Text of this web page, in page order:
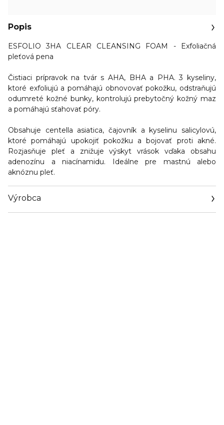
Popis
ESFOLIO 3HA CLEAR CLEANSING FOAM - Exfoliačná
pleťová pena
Čistiaci prípravok na tvár s AHA, BHA a PHA. 3 kyseliny,
ktoré exfoliujú a pomáhajú obnovovať pokožku, odstraňujú
odumreté kožné bunky, kontrolujú prebytočný kožný maz
a pomáhajú sťahovať póry.
Obsahuje centella asiatica, čajovník a kyselinu salicylovú,
ktoré pomáhajú upokojiť pokožku a bojovať proti akné.
Rozjasňuje pleť a znižuje výskyt vrások vďaka obsahu
adenozínu a niacínamidu. Ideálne pre mastnú alebo
aknóznu pleť.
Výrobca